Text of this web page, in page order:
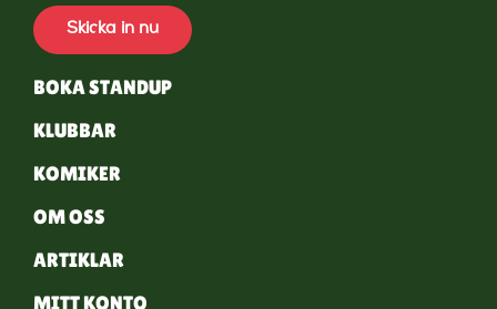
Skicka in nu
BOKA STANDUP
KLUBBAR
KOMIKER
OM OSS
ARTIKLAR
MITT KONTO